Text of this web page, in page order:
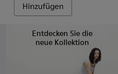
Hinzufügen
Entdecken Sie die
neue Kollektion